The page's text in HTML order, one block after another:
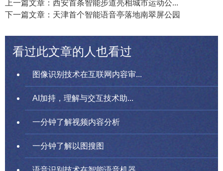
上一篇文章：西安首条智能步道亮相城市运动公...
下一篇文章：天津首个智能语音亭落地南翠屏公园
看过此文章的人也看过
图像识别技术在互联网内容审...
AI加持，理解与交互技术助...
一分钟了解视频内容分析
一分钟了解以图搜图